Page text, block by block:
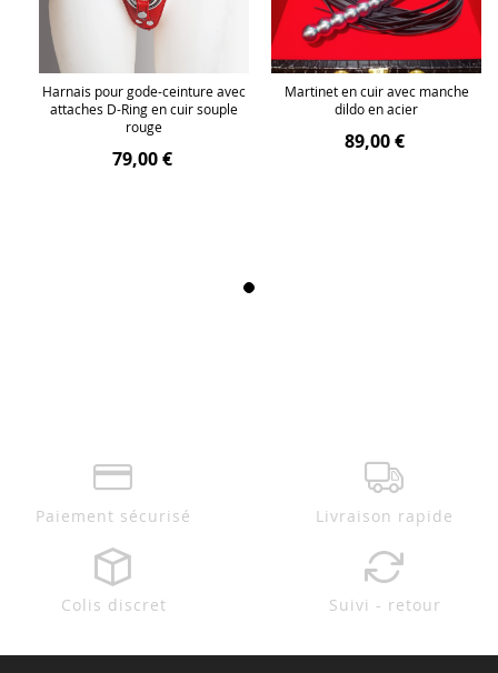
Harnais pour gode-ceinture avec
attaches D-Ring en cuir souple
rouge
79,00 €
Martinet en cuir avec manche
dildo en acier
89,00 €
Paiement sécurisé Livraison rapide
Colis discret Suivi - retour